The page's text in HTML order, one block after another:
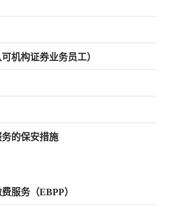
机构证券业务员工）
的保安措施
服务（EBPP）